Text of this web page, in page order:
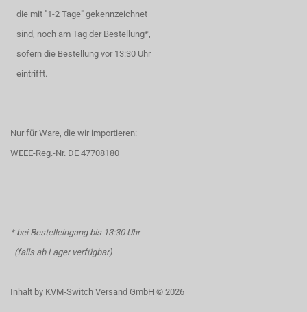
die mit "1-2 Tage" gekennzeichnet
sind, noch am Tag der Bestellung*,
sofern die Bestellung vor 13:30 Uhr
eintrifft.
Nur für Ware, die wir importieren:
WEEE-Reg.-Nr. DE 47708180
* bei Bestelleingang bis 13:30 Uhr
(falls ab Lager verfügbar)
Inhalt by KVM-Switch Versand GmbH © 2026